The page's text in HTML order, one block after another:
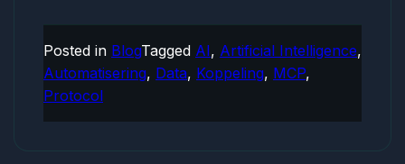
en
Posted in BlogTagged AI, Artificial Intelligence,
Automatisering, Data, Koppeling, MCP,
Protocol